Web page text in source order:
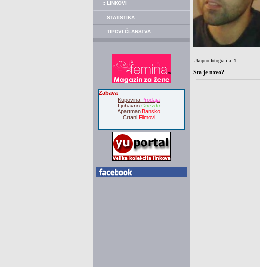
:: LINKOVI
:: STATISTIKA
:: TIPOVI ČLANSTVA
Zabava
Kupovina Prodaja
Ljubavno Gnezdo
Apartman Bansko
Crtani Filmovi
Ukupno fotografija: 1
Sta je novo?